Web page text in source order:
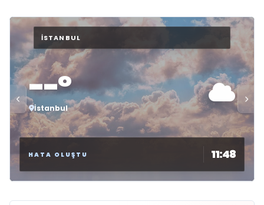
--°
İstanbul
HATA OLUŞTU 11:48